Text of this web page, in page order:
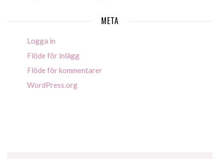
META
Logga in
Flöde för inlägg
Flöde för kommentarer
WordPress.org